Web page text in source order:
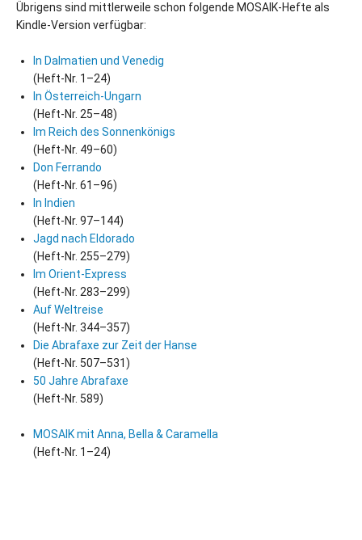
Übrigens sind mittlerweile schon folgende MOSAIK-Hefte als
Kindle-Version verfügbar:
In Dalmatien und Venedig
(Heft-Nr. 1–24)
In Österreich-Ungarn
(Heft-Nr. 25–48)
Im Reich des Sonnenkönigs
(Heft-Nr. 49–60)
Don Ferrando
(Heft-Nr. 61–96)
In Indien
(Heft-Nr. 97–144)
Jagd nach Eldorado
(Heft-Nr. 255–279)
Im Orient-Express
(Heft-Nr. 283–299)
Auf Weltreise
(Heft-Nr. 344–357)
Die Abrafaxe zur Zeit der Hanse
(Heft-Nr. 507–531)
50 Jahre Abrafaxe
(Heft-Nr. 589)
MOSAIK mit Anna, Bella & Caramella
(Heft-Nr. 1–24)